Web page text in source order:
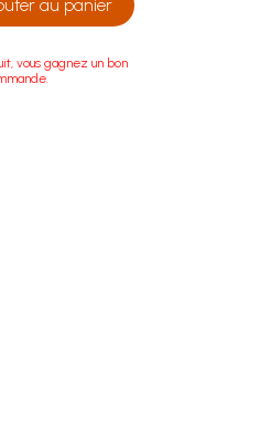
au panier
vous gagnez un bon